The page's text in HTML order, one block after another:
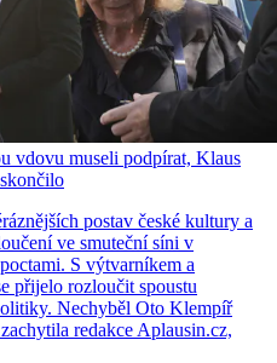
vdovu museli podpírat, Klaus
postav české kultury a
ve smuteční síni v
S výtvarníkem a
přijelo rozloučit spoustu
Nechyběl Oto Klempíř
redakce Aplausin.cz,